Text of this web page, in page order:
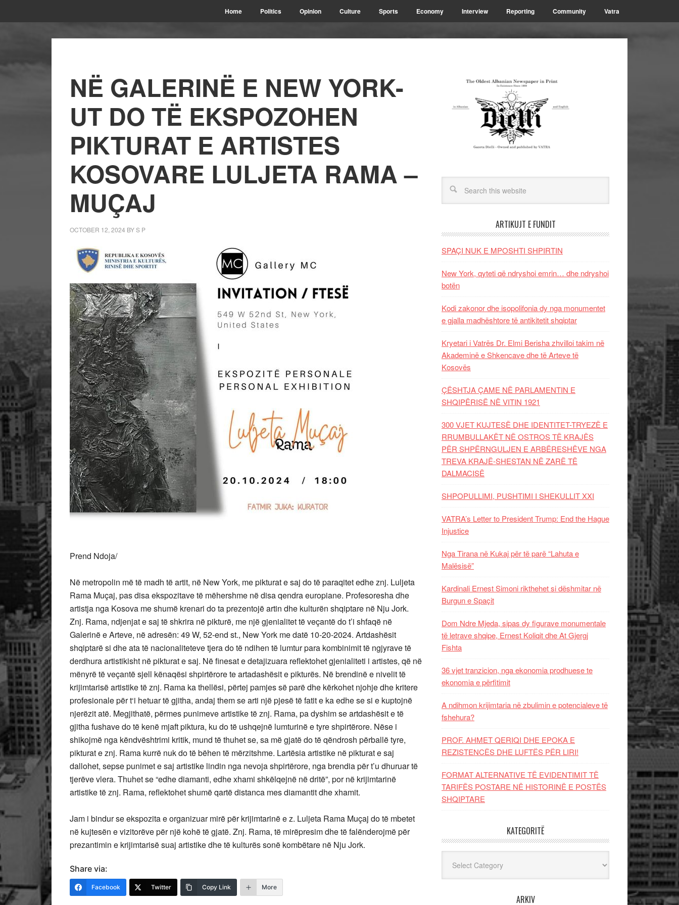
Home Politics Opinion Culture Sports Economy Interview Reporting Community Vatra
NË GALERINË E NEW YORK-
UT DO TË EKSPOZOHEN
PIKTURAT E ARTISTES
KOSOVARE LULJETA RAMA –
MUÇAJ
OCTOBER 12, 2024 BYS P
Prend Ndoja/
Në metropolin më të madh të artit, në New York, me pikturat e saj do të paraqitet edhe znj. Luljeta
Rama Muçaj, pas disa ekspozitave të mëhershme në disa qendra europiane. Profesoresha dhe
artistja nga Kosova me shumë krenari do ta prezentojë artin dhe kulturën shqiptare në Nju Jork.
Znj. Rama, ndjenjat e saj të shkrira në pikturë, me një gjenialitet të veçantë do t’i shfaqë në
Galerinë e Arteve, në adresën: 49 W, 52-end st., New York me datë 10-20-2024. Artdashësit
shqiptarë si dhe ata të nacionaliteteve tjera do të ndihen të lumtur para kombinimit të ngjyrave të
derdhura artistikisht në pikturat e saj. Në finesat e detajizuara reflektohet gjenialiteti i artistes, që në
mënyrë të veçantë sjell kënaqësi shpirtërore te artadashësit e pikturës. Në brendinë e nivelit të
krijimtarisë artistike të znj. Rama ka thellësi, përtej pamjes së parë dhe kërkohet njohje dhe kritere
profesionale për t‘i hetuar të gjitha, andaj them se arti një pjesë të fatit e ka edhe se si e kuptojnë
njerëzit atë. Megjithatë, përmes punimeve artistike të znj. Rama, pa dyshim se artdashësit e të
gjitha fushave do të kenë mjaft piktura, ku do të ushqejnë lumturinë e tyre shpirtërore. Nëse i
shikojmë nga këndvështrimi kritik, mund të thuhet se, sa më gjatë do të qëndrosh përballë tyre,
pikturat e znj. Rama kurrë nuk do të bëhen të mërzitshme. Lartësia artistike në pikturat e saj
dallohet, sepse punimet e saj artistike lindin nga nevoja shpirtërore, nga brendia për t’u dhuruar të
tjerëve vlera. Thuhet se “edhe diamanti, edhe xhami shkëlqejnë në dritë”, por në krijimtarinë
artistike të znj. Rama, reflektohet shumë qartë distanca mes diamantit dhe xhamit.
Jam i bindur se ekspozita e organizuar mirë për krijimtarinë e z. Luljeta Rama Muçaj do të mbetet
në kujtesën e vizitorëve për një kohë të gjatë. Znj. Rama, të mirëpresim dhe të falënderojmë për
prezantimin e krijimtarisë suaj artistike dhe të kulturës sonë kombëtare në Nju Jork.
Share via:
Facebook Twitter Copy Link More
ARTIKUJT E FUNDIT
SPAÇI NUK E MPOSHTI SHPIRTIN
New York, qyteti që ndryshoi emrin… dhe ndryshoi
botën
Kodi zakonor dhe isopolifonia dy nga monumentet
e gjalla madhështore të antikitetit shqiptar
Kryetari i Vatrës Dr. Elmi Berisha zhvilloi takim në
Akademinë e Shkencave dhe të Arteve të
Kosovës
ÇËSHTJA ÇAME NË PARLAMENTIN E
SHQIPËRISË NË VITIN 1921
300 VJET KUJTESË DHE IDENTITET-TRYEZË E
RRUMBULLAKËT NË OSTROS TË KRAJËS
PËR SHPËRNGULJEN E ARBËRESHËVE NGA
TREVA KRAJË-SHESTAN NË ZARË TË
DALMACISË
SHPOPULLIMI, PUSHTIMI I SHEKULLIT XXI
VATRA’s Letter to President Trump: End the Hague
Injustice
Nga Tirana në Kukaj për të parë “Lahuta e
Malësisë”
Kardinali Ernest Simoni rikthehet si dëshmitar në
Burgun e Spaçit
Dom Ndre Mjeda, sipas dy figurave monumentale
të letrave shqipe, Ernest Koliqit dhe At Gjergj
Fishta
36 vjet tranzicion, nga ekonomia prodhuese te
ekonomia e përfitimit
A ndihmon krijimtaria në zbulimin e potencialeve të
fshehura?
PROF. AHMET QERIQI DHE EPOKA E
REZISTENCЁS DHE LUFTЁS PЁR LIRI!
FORMAT ALTERNATIVE TË EVIDENTIMIT TË
TARIFËS POSTARE NË HISTORINË E POSTËS
SHQIPTARE
KATEGORITË
ARKIV